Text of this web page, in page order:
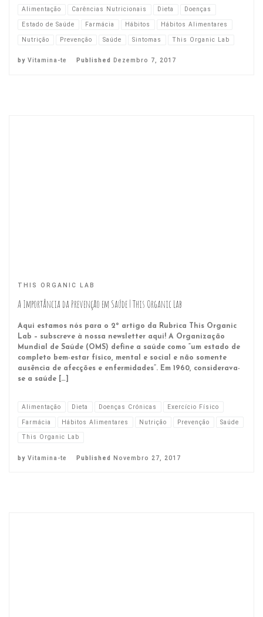
Alimentação Carências Nutricionais Dieta
Doenças
Estado de Saúde
Farmácia Hábitos
Hábitos Alimentares
Nutrição
Prevenção Saúde Sintomas This Organic Lab
by Vitamina-te Published Dezembro 7, 2017
THIS ORGANIC LAB
A Importância da Prevenção em Saúde | This Organic Lab
Aqui estamos nós para o 2º artigo da Rubrica This Organic
Lab – subscreve à nossa newsletter aqui! A Organização
Mundial de Saúde (OMS) define a saúde como “um estado de
completo bem-estar físico, mental e social e não somente
ausência de afecções e enfermidades”. Em 1960, considerava-
se a saúde […]
Alimentação Dieta Doenças Crónicas
Exercício Físico
Farmácia
Hábitos Alimentares Nutrição Prevenção
Saúde
This Organic Lab
by Vitamina-te Published Novembro 27, 2017